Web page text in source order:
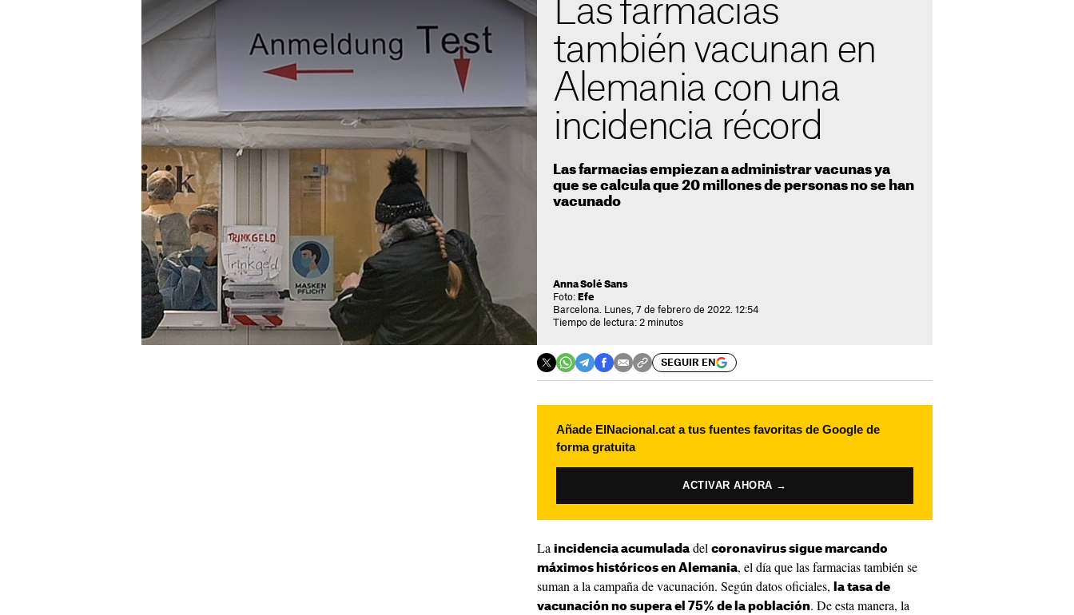
Las farmacias
también vacunan en
Alemania con una
incidencia récord
Las farmacias empiezan a administrar vacunas ya
que se calcula que 20 millones de personas no se han
vacunado
Anna Solé Sans
Foto: Efe
Barcelona. Lunes, 7 de febrero de 2022. 12:54
Tiempo de lectura: 2 minutos
SEGUIR EN
Añade ElNacional.cat a tus fuentes favoritas de Google de
forma gratuita
ACTIVAR AHORA →
La incidencia acumulada del coronavirus sigue marcando
máximos históricos en Alemania, el día que las farmacias también se
suman a la campaña de vacunación. Según datos oficiales,
la tasa de
vacunación no supera el 75% de la población. De esta manera, la